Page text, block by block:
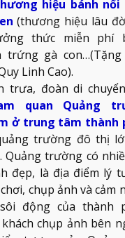
hiệu bánh nổi
(thương hiệu lâu
thức miễn phí
trứng gà
Linh Cao).
trưa, đoàn di
quan Quảng
ở trung tâm thành
trường đô thị
Quảng trường có
đẹp, là địa điểm lý
chụp ảnh và cảm
động của thành
khách chụp ảnh bên